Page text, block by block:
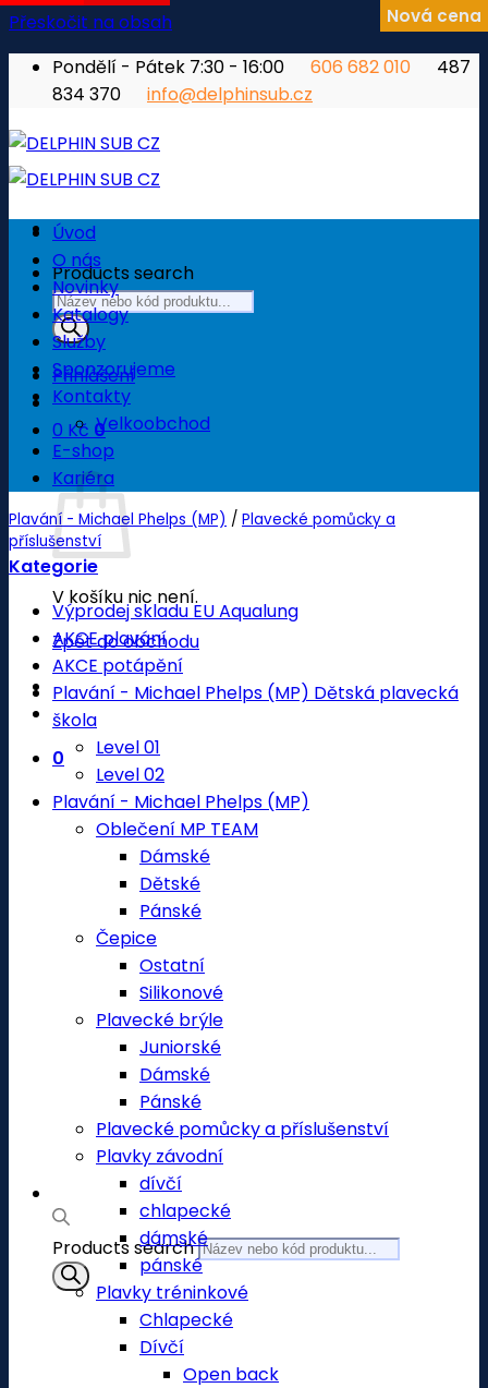
Přeskočit na obsah
Pondělí - Pátek 7:30 - 16:00
606 682 010
487
834 370
info@delphinsub.cz
Products search
Přihlášení
0 Kč 0
Košík
V košíku nic není.
Zpět do obchodu
0
Products search
Úvod
O nás
Novinky
Katalogy
Služby
Sponzorujeme
Kontakty
Velkoobchod
E-shop
Kariéra
Plavání - Michael Phelps (MP) / Plavecké pomůcky a
příslušenství
Kategorie
Výprodej skladu EU Aqualung
AKCE plavání
AKCE potápění
Plavání - Michael Phelps (MP) Dětská plavecká
škola
Level 01
Level 02
Plavání - Michael Phelps (MP)
Oblečení MP TEAM
Dámské
Dětské
Pánské
Čepice
Ostatní
Silikonové
Plavecké brýle
Juniorské
Dámské
Pánské
Plavecké pomůcky a příslušenství
Plavky závodní
dívčí
chlapecké
dámské
pánské
Plavky tréninkové
Chlapecké
Dívčí
Open back
Nová cena